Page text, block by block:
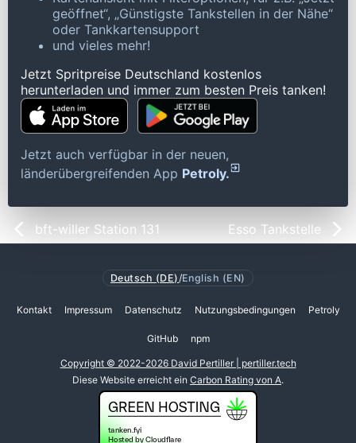
geöffnet“, „Günstigste Tankstellen in der Nähe“
oder Tankkartensupport
und vieles mehr!
Jetzt Spritpreise Deutschland kostenlos
herunterladen und immer zum besten Preis tanken!
Jetzt auch verfügbar in der neuen,
länderübergreifenden App Petroly.
bft-willer Station 131 Esso Tankstelle
Deutsch (DE) /English (EN)
Kontakt Impressum Datenschutz Nutzungsbedingungen Petroly
GitHub npm
Copyright © 2022-2026 David Pertiller | pertiller.tech
Diese Website erreicht ein Carbon Rating von A.